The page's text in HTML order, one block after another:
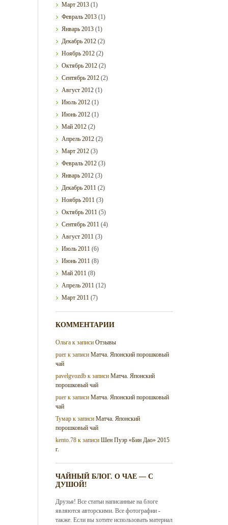
Март2013 (1)
Февраль2013 (1)
Январь2013 (1)
Декабрь2012 (2)
Ноябрь2012 (2)
Октябрь2012 (2)
Сентябрь2012 (2)
Август2012 (1)
Июль2012 (1)
Июнь2012 (1)
Май2012 (2)
Апрель2012 (2)
Март2012 (3)
Февраль2012 (3)
Январь2012 (3)
Декабрь2011 (2)
Ноябрь2011 (3)
Октябрь2011 (5)
Сентябрь2011 (4)
Август2011 (3)
Июль2011 (6)
Июнь2011 (8)
Май2011 (8)
Апрель2011 (12)
Март2011 (7)
КОММЕНТАРИИ
Ольга к записиОтзывы
puer к записиМатча. Японский порошковый
чай
pavelgvozdb к записиМатча. Японский
порошковый чай
puer к записиМатча. Японский порошковый
чай
Тумар к записиМатча. Японский
порошковый чай
kento.78 к записиШен Пуэр «Бин Дао» 2015
г.
ЧАЙНЫЙ БЛОГ. О ЧАЕ — С
ДУШОЙ!
Друзья! Все статьи написанные на блоге
являются авторскими. Все фотографии -
также. Если вы хотите использовать материал